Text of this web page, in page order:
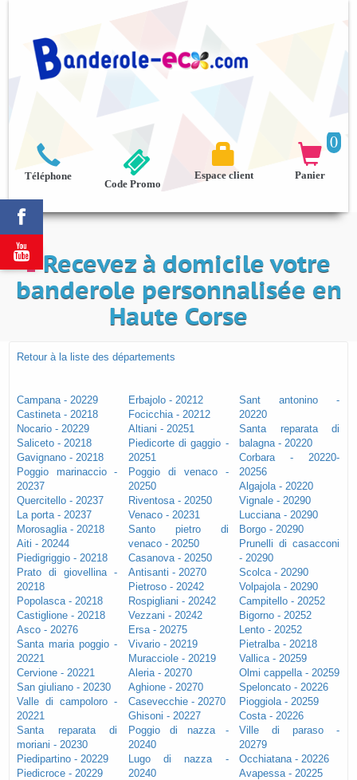



Téléphone
0

Panier

Espace client
Code Promo
Recevez à domicile votre
banderole personnalisée en
Haute Corse
Retour à la liste des départements
Campana - 20229
Castineta - 20218
Nocario - 20229
Saliceto - 20218
Gavignano - 20218
Poggio marinaccio -
20237
Quercitello - 20237
La porta - 20237
Morosaglia - 20218
Aiti - 20244
Piedigriggio - 20218
Prato di giovellina -
20218
Popolasca - 20218
Castiglione - 20218
Asco - 20276
Santa maria poggio -
20221
Cervione - 20221
San giuliano - 20230
Valle di campoloro -
20221
Santa reparata di
moriani - 20230
Piedipartino - 20229
Piedicroce - 20229
Erbajolo - 20212
Focicchia - 20212
Altiani - 20251
Piedicorte di gaggio -
20251
Poggio di venaco -
20250
Riventosa - 20250
Venaco - 20231
Santo pietro di
venaco - 20250
Casanova - 20250
Antisanti - 20270
Pietroso - 20242
Rospigliani - 20242
Vezzani - 20242
Ersa - 20275
Vivario - 20219
Muracciole - 20219
Aleria - 20270
Aghione - 20270
Casevecchie - 20270
Ghisoni - 20227
Poggio di nazza -
20240
Lugo di nazza -
20240
Sant antonino -
20220
Santa reparata di
balagna - 20220
Corbara - 20220-
20256
Algajola - 20220
Vignale - 20290
Lucciana - 20290
Borgo - 20290
Prunelli di casacconi
- 20290
Scolca - 20290
Volpajola - 20290
Campitello - 20252
Bigorno - 20252
Lento - 20252
Pietralba - 20218
Vallica - 20259
Olmi cappella - 20259
Speloncato - 20226
Pioggiola - 20259
Costa - 20226
Ville di paraso -
20279
Occhiatana - 20226
Avapessa - 20225